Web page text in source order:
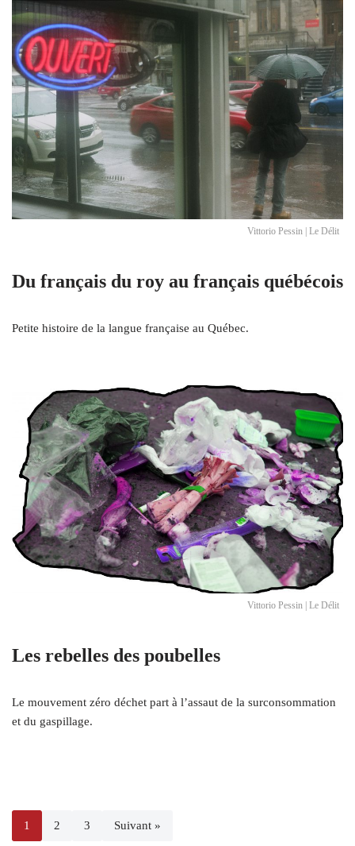
Vittorio Pessin | Le Délit
Du français du roy au français québécois
Petite histoire de la langue française au Québec.
Vittorio Pessin | Le Délit
Les rebelles des poubelles
Le mouvement zéro déchet part à l’assaut de la surconsommation
et du gaspillage.
1 2 3 Suivant »